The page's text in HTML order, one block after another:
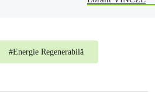
#Energie Regenerabilă